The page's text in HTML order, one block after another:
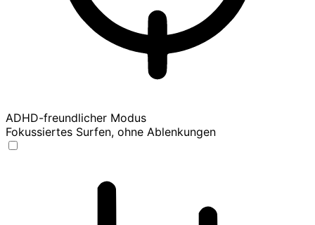
ADHD-freundlicher Modus
Fokussiertes Surfen, ohne Ablenkungen